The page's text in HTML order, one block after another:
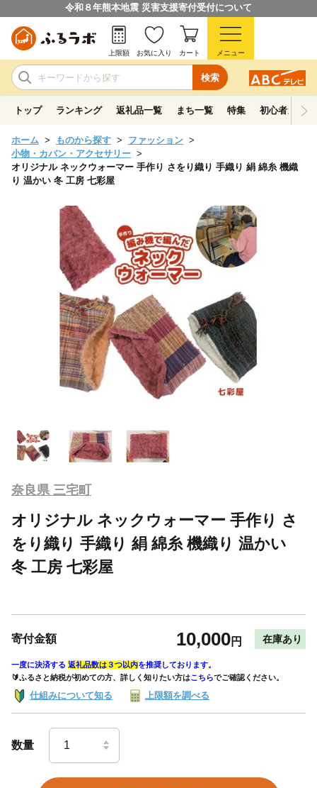
令和８年熊本地震 災害支援寄付受付について
検索
上限額 お気に入り カート メニュー
トップ ランキング 返礼品一覧 まち一覧 特集 初心者ガイド
ホーム ものから探す
ファッション
小物・カバン・アクセサリー
オリジナル ネックウォーマー 手作り さをり織り 手織り 絹 綿糸 機織
り 温かい 冬 工房 七彩屋
奈良県 三宅町
オリジナル ネックウォーマー 手作り さ
をり織り 手織り 絹 綿糸 機織り 温かい
冬 工房 七彩屋
寄付金額 10,000円 在庫あり
一度に決済する 返礼品数は３つ以内を推奨しております。
🔰ふるさと納税が初めての方、詳しく知りたい方はこちらでご確認ください。
仕組みについて知る 上限額を調べる
数量